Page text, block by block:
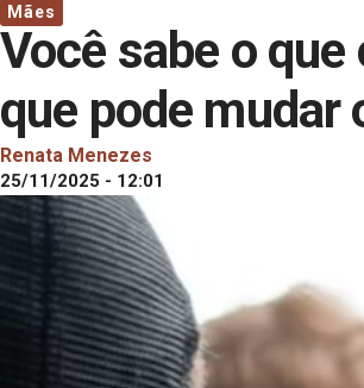
Mães
Você sabe o
que pode mudar
Renata Menezes
25/11/2025 - 12:01